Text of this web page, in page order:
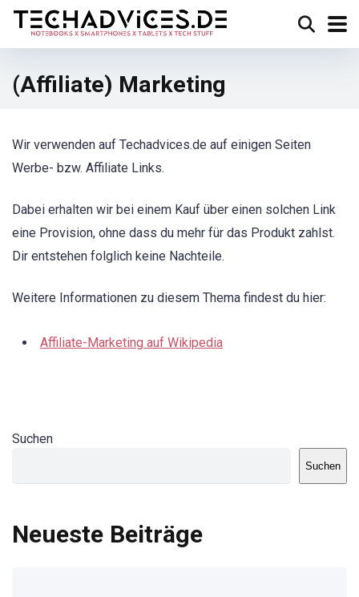
(Affiliate) Marketing
Wir verwenden auf Techadvices.de auf einigen Seiten
Werbe- bzw. Affiliate Links.
Dabei erhalten wir bei einem Kauf über einen solchen Link
eine Provision, ohne dass du mehr für das Produkt zahlst.
Dir entstehen folglich keine Nachteile.
Weitere Informationen zu diesem Thema findest du hier:
Affiliate-Marketing auf Wikipedia
Suchen
Suchen
Neueste Beiträge